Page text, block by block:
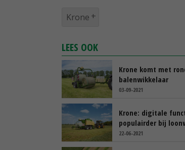
Krone
LEES OOK
Krone komt met
balenwikkelaar
03-09-2021
Krone: digitale
populairder bij
22-06-2021